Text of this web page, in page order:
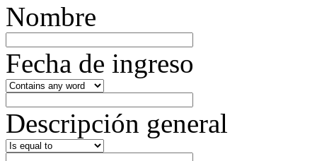
Nombre
Fecha de ingreso
Descripción general